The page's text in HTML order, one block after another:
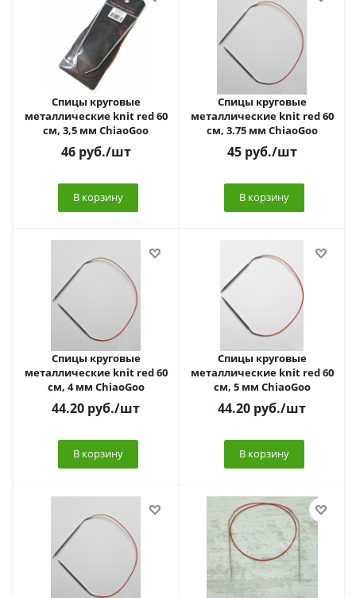
Спицы круговые
металлические knit red 60
см, 3,5 мм ChiaoGoo
46руб./шт
В корзину
Спицы круговые
металлические knit red 60
см, 3.75 мм ChiaoGoo
45руб./шт
В корзину
Спицы круговые
металлические knit red 60
см, 4 мм ChiaoGoo
44.20 руб./шт
В корзину
Спицы круговые
металлические knit red 60
см, 5 мм ChiaoGoo
44.20 руб./шт
В корзину